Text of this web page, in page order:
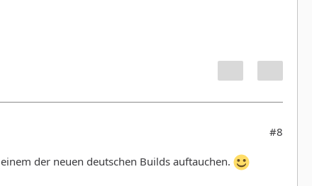
#8
der neuen deutschen Builds auftauchen.